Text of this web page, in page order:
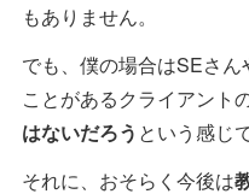
もありません。
でも、僕の場合はSEさ
ことがあるクライアント
はないだろう という感じ
それに、おそらく今後は